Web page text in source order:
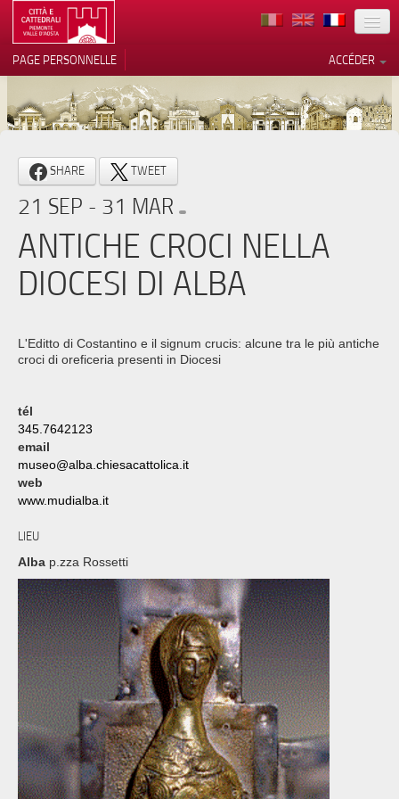
TERRITOIRE
ARCHITECTURE
MUSÉES
ITINÉRAIRES
EVÉNEMENTS
CONTACTS
ACCÉDER
PAGE PERSONNELLE
SHARE TWEET
21 SEP - 31 MAR
ANTICHE CROCI NELLA
DIOCESI DI ALBA
L'Editto di Costantino e il signum crucis: alcune tra le più antiche
croci di oreficeria presenti in Diocesi
tél
345.7642123
email
museo@alba.chiesacattolica.it
web
www.mudialba.it
LIEU
Alba p.zza Rossetti
Notification lors de la collecte
Vos choix en matière de
confidentialité